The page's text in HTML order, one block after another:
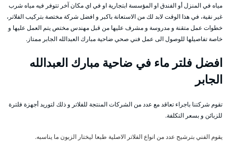
مياه في المنزل أو الفندق او المؤسسة ابتجارية او في اي مكان آخر تتوفر فيه مياه شرب
غير نقية، في هذا الوقت لابد لك من الاستعانة باكبر و افضل شركة مختصة بتركيب الفلاتر،
خطوات عمل متقنة و مدروسة و مشرف عليها من قبل مهندس مختص يتم العمل عليها و
خاصة تفاصيلها للوصول الى عمل فني صحي ضاحية مبارك العبدالله الجابر ممتاز.
افضل فلتر ماء في ضاحية مبارك العبدالله
الجابر
تقوم شركتنا باجراء تعاقد مع عدد من الشركات المنتجة للفلاتر و ذلك لتوريد أجهزة فلترة
للزبائن و بسعر التكلفة.
يقوم الفني بترشيح عدد من انواع الفلاتر الاصلية طبعا ليختار الزبون ما يناسبه.